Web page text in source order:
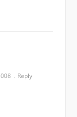
Reply